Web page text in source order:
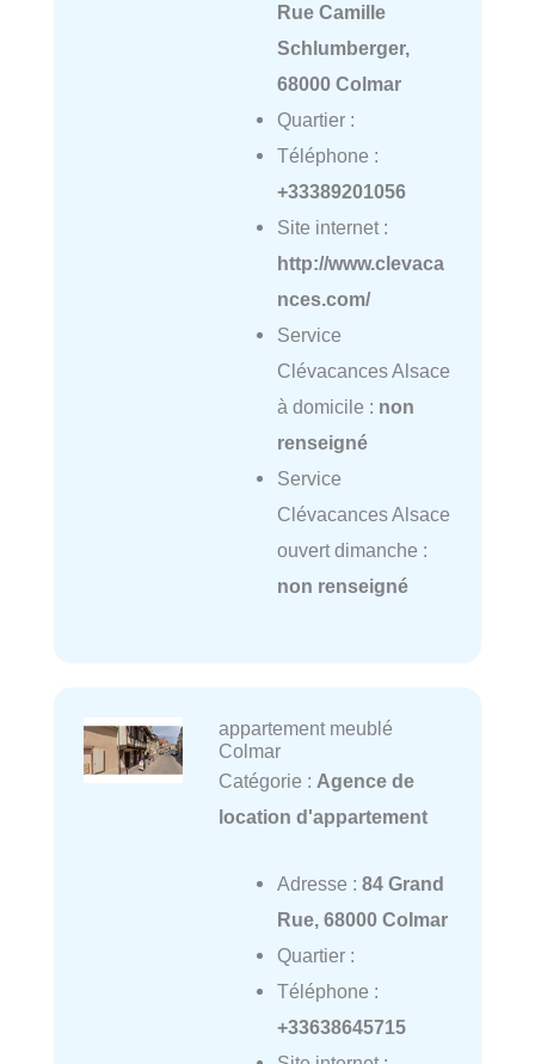
Rue Camille
Schlumberger,
68000 Colmar
Quartier :
Téléphone :
+33389201056
Site internet :
http://www.clevaca
nces.com/
Service
Clévacances Alsace
à domicile : non
renseigné
Service
Clévacances Alsace
ouvert dimanche :
non renseigné
appartement meublé
Colmar
Catégorie : Agence de
location d'appartement
Adresse : 84 Grand
Rue, 68000 Colmar
Quartier :
Téléphone :
+33638645715